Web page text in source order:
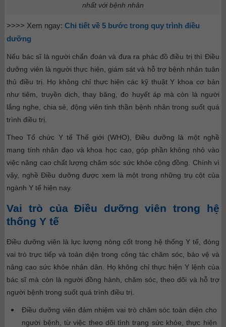
nhất với bệnh nhân
>>>> Xem ngay:Chi tiết về 5 bước trong quy trình điều
dưỡng
Nếu bác sĩ là người chẩn đoán và đưa ra phác đồ điều trị thì Điều
dưỡng viên là người thực hiện, giám sát và hỗ trợ bệnh nhân tuân
thủ điều trị. Họ không chỉ thực hiện các kỹ thuật Y khoa cơ bản
như tiêm, truyền dịch, thay băng, đo huyết áp mà còn là người
lắng nghe, chia sẻ, động viên tinh thần bệnh nhân trong suốt quá
trình điều trị.
Theo Tổ chức Y tế Thế giới (WHO), Điều dưỡng là một nghề
mang tính nhân đạo và khoa học cao, góp phần không nhỏ vào
việc nâng cao chất lượng chăm sóc sức khỏe cộng đồng. Chính vì
vậy, nghề Điều dưỡng được xem là một trong những trụ cột của
ngành Y tế hiện nay.
Vai trò của Điều dưỡng viên trong hệ
thống Y tế
Điều dưỡng viên là lực lượng nòng cốt trong hệ thống Y tế, đóng
vai trò trực tiếp và toàn diện trong công tác chăm sóc, bảo vệ và
nâng cao sức khỏe nhân dân. Họ không chỉ thực hiện Y lệnh của
bác sĩ mà còn là người đồng hành, chăm sóc, theo dõi và hỗ trợ
người bệnh trong suốt quá trình điều trị.
Điều dưỡng viên đảm nhiệm vai trò chăm sóc toàn diện cho
người bệnh, từ việc theo dõi tình trạng sức khỏe, thực hiện